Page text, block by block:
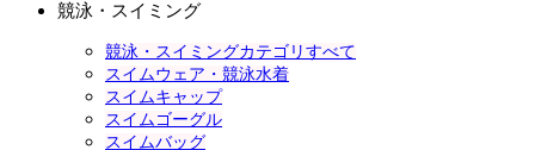
競泳・スイミング
競泳・スイミングカテゴリすべて
スイムウェア・競泳水着
スイムキャップ
スイムゴーグル
スイムバッグ